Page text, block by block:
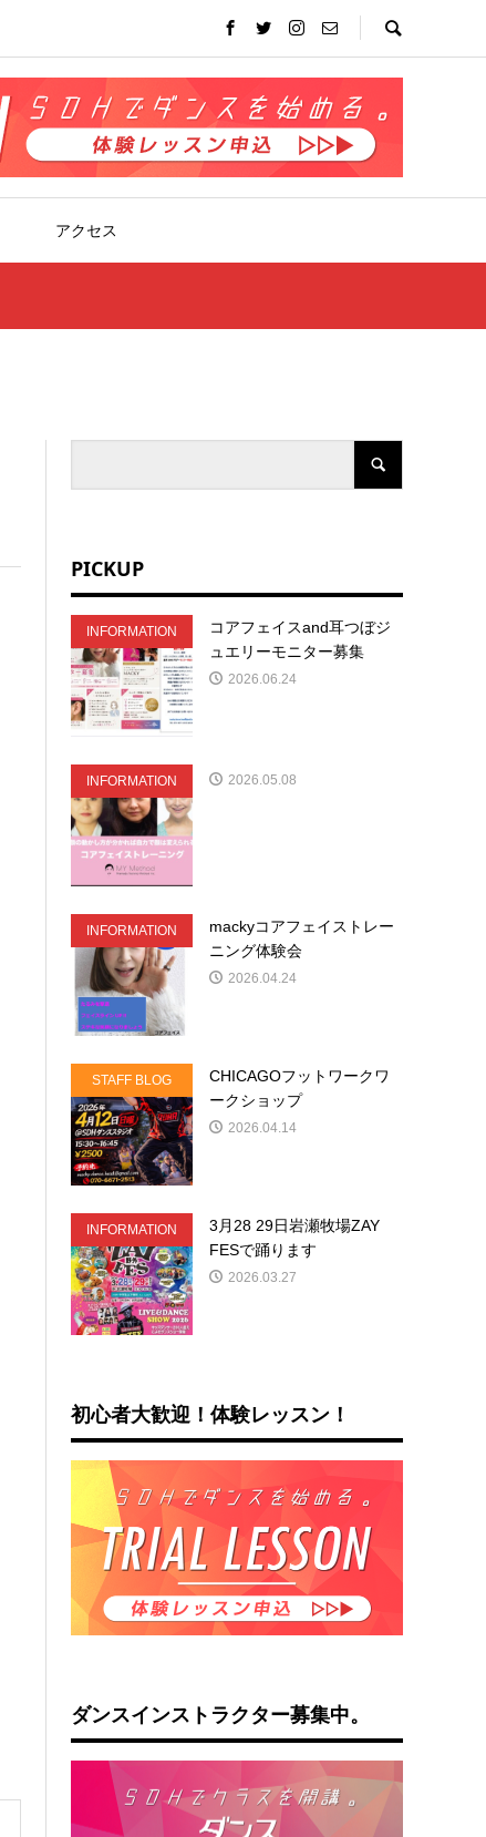
アクセス
PICKUP
INFORMATION
コアフェイスand耳つぼジ
ュエリーモニター募集
2026.06.24
INFORMATION 2026.05.08
INFORMATION
mackyコアフェイストレー
ニング体験会
2026.04.24
STAFF BLOG
CHICAGOフットワークワ
ークショップ
2026.04.14
INFORMATION
3月28 29日岩瀬牧場ZAY
FESで踊ります
2026.03.27
初心者大歓迎！体験レッスン！
ダンスインストラクター募集中。